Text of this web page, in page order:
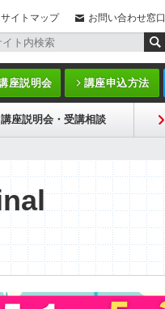
サイトマップ お問い合わせ窓口
座説明会 講座申込方法
座説明会・受講相談